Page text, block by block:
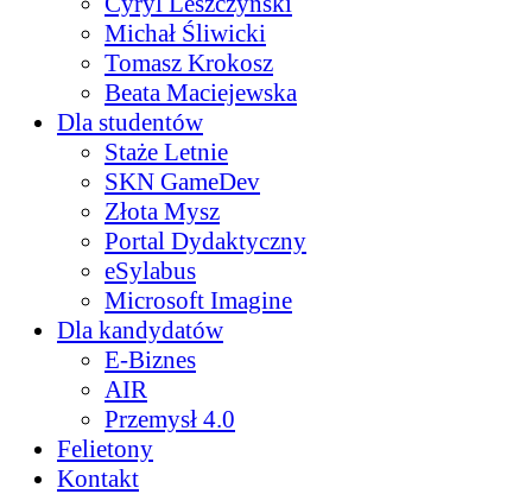
Michał Śliwicki
Tomasz Krokosz
Beata Maciejewska
Dla studentów
Staże Letnie
SKN GameDev
Złota Mysz
Portal Dydaktyczny
eSylabus
Microsoft Imagine
Dla kandydatów
E-Biznes
AIR
Przemysł 4.0
Felietony
Kontakt